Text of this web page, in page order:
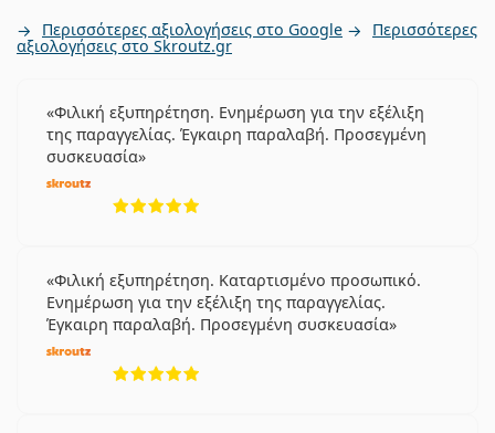
Περισσότερες αξιολογήσεις στο Google Περισσότερες
αξιολογήσεις στο Skroutz.gr
Φιλική εξυπηρέτηση. Ενημέρωση για την εξέλιξη
της παραγγελίας. Έγκαιρη παραλαβή. Προσεγμένη
συσκευασία
Φιλική εξυπηρέτηση. Καταρτισμένο προσωπικό.
Ενημέρωση για την εξέλιξη της παραγγελίας.
Έγκαιρη παραλαβή. Προσεγμένη συσκευασία